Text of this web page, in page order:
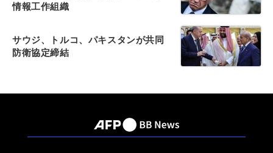
情報工作組織
サウジ、トルコ、パキスタンが共同
防衛協定締結